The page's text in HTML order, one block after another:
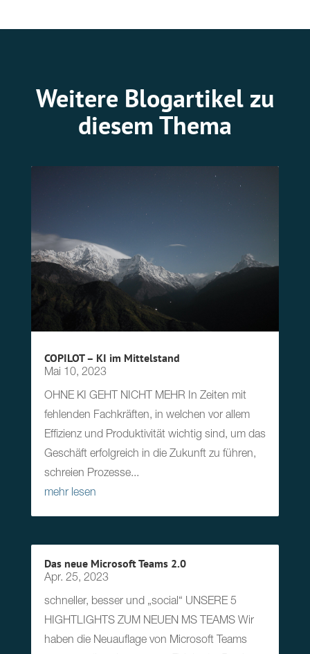
Weitere Blogartikel zu
diesem Thema
COPILOT – KI im Mittelstand
Mai 10, 2023
OHNE KI GEHT NICHT MEHR In Zeiten mit
fehlenden Fachkräften, in welchen vor allem
Effizienz und Produktivität wichtig sind, um das
Geschäft erfolgreich in die Zukunft zu führen,
schreien Prozesse...
mehr lesen
Das neue Microsoft Teams 2.0
Apr. 25, 2023
schneller, besser und „social“ UNSERE 5
HIGHTLIGHTS ZUM NEUEN MS TEAMS Wir
haben die Neuauflage von Microsoft Teams